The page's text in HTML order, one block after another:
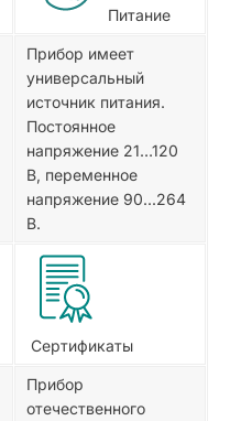
Питание
Прибор имеет
универсальный
источник питания.
Постоянное
напряжение 21…120
В, переменное
напряжение 90...264
В.
Сертификаты
Прибор
отечественного